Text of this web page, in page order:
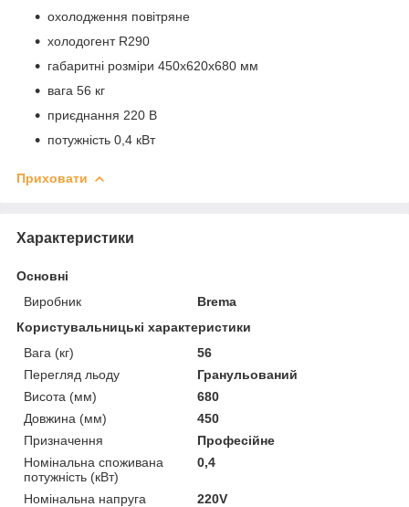
охолодження повітряне
холодогент R290
габаритні розміри 450х620х680 мм
вага 56 кг
приєднання 220 В
потужність 0,4 кВт
Приховати
Характеристики
Основні
Виробник
Brema
Користувальницькі характеристики
Вага (кг)
56
Перегляд льоду
Гранульований
Висота (мм)
680
Довжина (мм)
450
Призначення
Професійне
Номінальна споживана
потужність (кВт)
0,4
Номінальна напруга
220V